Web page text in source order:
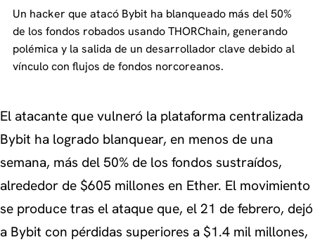
Un hacker que atacó Bybit ha blanqueado más del 50%
de los fondos robados usando THORChain, generando
polémica y la salida de un desarrollador clave debido al
vínculo con flujos de fondos norcoreanos.
El atacante que vulneró la plataforma centralizada
Bybit ha logrado blanquear, en menos de una
semana, más del 50% de los fondos sustraídos,
alrededor de $605 millones en Ether. El movimiento
se produce tras el ataque que, el 21 de febrero, dejó
a Bybit con pérdidas superiores a $1.4 mil millones,